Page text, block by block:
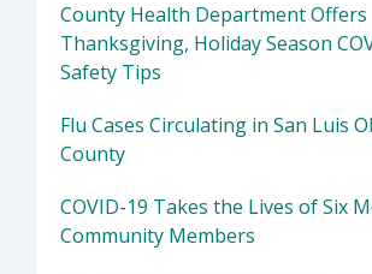
County Health Department Offers
Thanksgiving, Holiday Season
Safety Tips
Flu Cases Circulating in San Luis
County
COVID-19 Takes the Lives of Six
Community Members